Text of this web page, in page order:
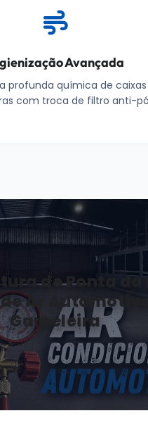
Avançada
profunda química de caixas
com troca de filtro anti-
de Ponta da
Ar Automotivo
Gameleira